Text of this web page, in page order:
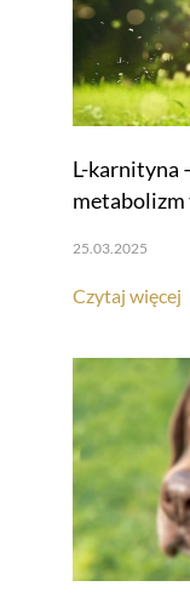
L-karnityna
metabolizm
25.03.2025
Czytaj więcej